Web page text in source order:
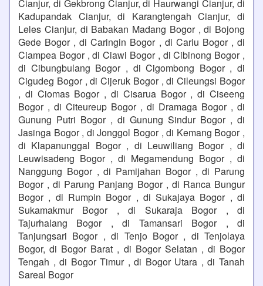
Cianjur, di Gekbrong Cianjur, di Haurwangi Cianjur, di
Kadupandak Cianjur, di Karangtengah Cianjur, di
Leles Cianjur, di Babakan Madang Bogor , di Bojong
Gede Bogor , di Caringin Bogor , di Cariu Bogor , di
Ciampea Bogor , di Ciawi Bogor , di Cibinong Bogor ,
di Cibungbulang Bogor , di Cigombong Bogor , di
Cigudeg Bogor , di Cijeruk Bogor , di Cileungsi Bogor
, di Ciomas Bogor , di Cisarua Bogor , di Ciseeng
Bogor , di Citeureup Bogor , di Dramaga Bogor , di
Gunung Putri Bogor , di Gunung Sindur Bogor , di
Jasinga Bogor , di Jonggol Bogor , di Kemang Bogor ,
di Klapanunggal Bogor , di Leuwiliang Bogor , di
Leuwisadeng Bogor , di Megamendung Bogor , di
Nanggung Bogor , di Pamijahan Bogor , di Parung
Bogor , di Parung Panjang Bogor , di Ranca Bungur
Bogor , di Rumpin Bogor , di Sukajaya Bogor , di
Sukamakmur Bogor , di Sukaraja Bogor , di
Tajurhalang Bogor , di Tamansari Bogor , di
Tanjungsari Bogor , di Tenjo Bogor , di Tenjolaya
Bogor, di Bogor Barat , di Bogor Selatan , di Bogor
Tengah , di Bogor Timur , di Bogor Utara , di Tanah
Sareal Bogor